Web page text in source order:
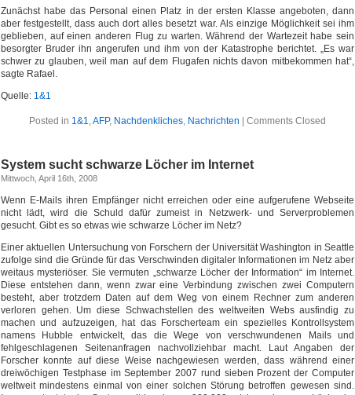
Zunächst habe das Personal einen Platz in der ersten Klasse angeboten, dann
aber festgestellt, dass auch dort alles besetzt war. Als einzige Möglichkeit sei ihm
geblieben, auf einen anderen Flug zu warten. Während der Wartezeit habe sein
besorgter Bruder ihn angerufen und ihm von der Katastrophe berichtet. „Es war
schwer zu glauben, weil man auf dem Flugafen nichts davon mitbekommen hat“,
sagte Rafael.
Quelle: 1&1
Posted in 1&1,AFP, Nachdenkliches, Nachrichten Comments Closed
System sucht schwarze Löcher im Internet
Mittwoch, April 16th, 2008
Wenn E-Mails ihren Empfänger nicht erreichen oder eine aufgerufene Webseite
nicht lädt, wird die Schuld dafür zumeist in Netzwerk- und Serverproblemen
gesucht. Gibt es so etwas wie schwarze Löcher im Netz?
Einer aktuellen Untersuchung von Forschern der Universität Washington in Seattle
zufolge sind die Gründe für das Verschwinden digitaler Informationen im Netz aber
weitaus mysteriöser. Sie vermuten „schwarze Löcher der Information“ im Internet.
Diese entstehen dann, wenn zwar eine Verbindung zwischen zwei Computern
besteht, aber trotzdem Daten auf dem Weg von einem Rechner zum anderen
verloren gehen. Um diese Schwachstellen des weltweiten Webs ausfindig zu
machen und aufzuzeigen, hat das Forscherteam ein spezielles Kontrollsystem
namens Hubble entwickelt, das die Wege von verschwundenen Mails und
fehlgeschlagenen Seitenanfragen nachvollziehbar macht. Laut Angaben der
Forscher konnte auf diese Weise nachgewiesen werden, dass während einer
dreiwöchigen Testphase im September 2007 rund sieben Prozent der Computer
weltweit mindestens einmal von einer solchen Störung betroffen gewesen sind.